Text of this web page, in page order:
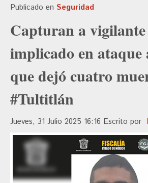
Publicado en Seguridad
Capturan a vigilante
implicado en ataque
que dejó cuatro
#Tultitlán
Jueves, 31 Julio 2025 16:16 Escrito por